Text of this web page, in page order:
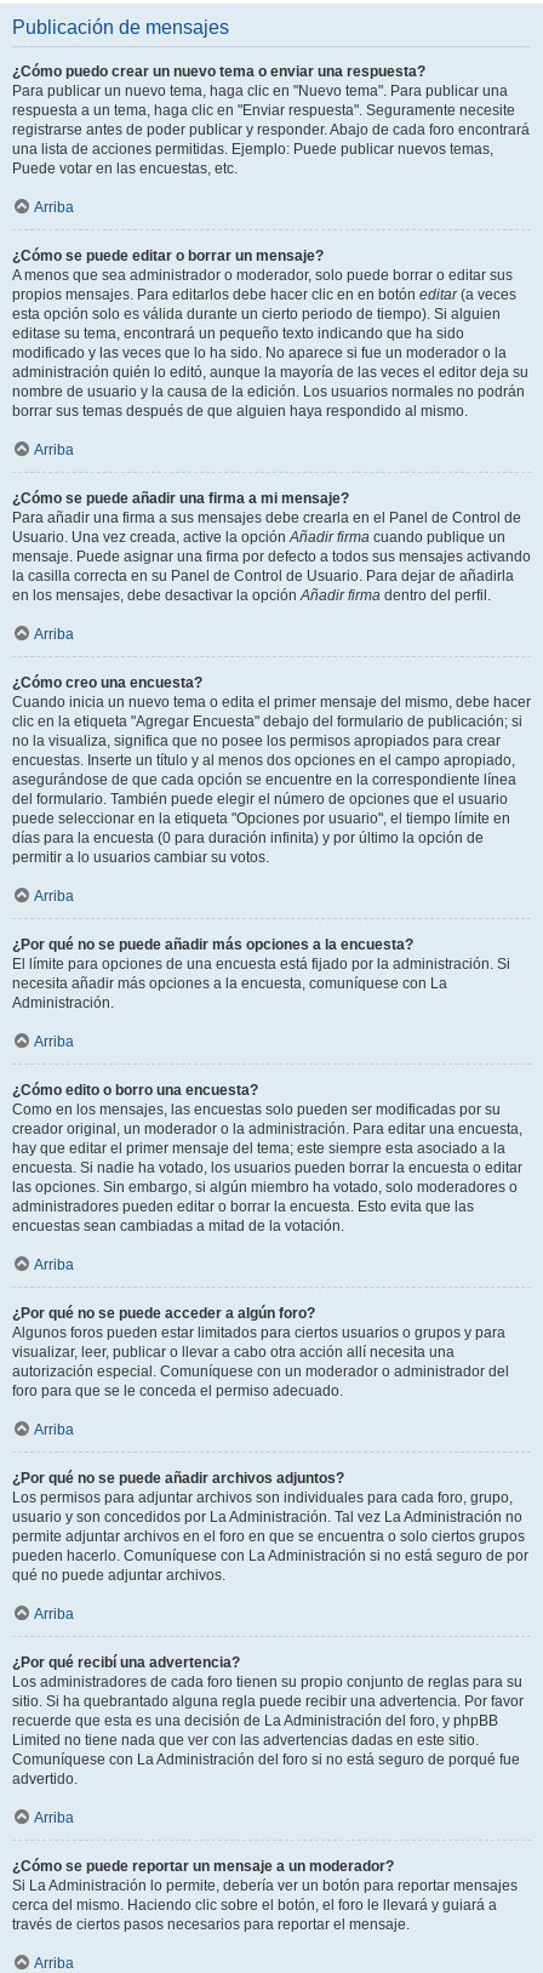
Publicación de mensajes
¿Cómo puedo crear un nuevo tema o enviar una respuesta?
Para publicar un nuevo tema, haga clic en "Nuevo tema". Para publicar una
respuesta a un tema, haga clic en "Enviar respuesta". Seguramente necesite
registrarse antes de poder publicar y responder. Abajo de cada foro encontrará
una lista de acciones permitidas. Ejemplo: Puede publicar nuevos temas,
Puede votar en las encuestas, etc.
Arriba
¿Cómo se puede editar o borrar un mensaje?
A menos que sea administrador o moderador, solo puede borrar o editar sus
propios mensajes. Para editarlos debe hacer clic en en botón editar(a veces
esta opción solo es válida durante un cierto periodo de tiempo). Si alguien
editase su tema, encontrará un pequeño texto indicando que ha sido
modificado y las veces que lo ha sido. No aparece si fue un moderador o la
administración quién lo editó, aunque la mayoría de las veces el editor deja su
nombre de usuario y la causa de la edición. Los usuarios normales no podrán
borrar sus temas después de que alguien haya respondido al mismo.
Arriba
¿Cómo se puede añadir una firma a mi mensaje?
Para añadir una firma a sus mensajes debe crearla en el Panel de Control de
Usuario. Una vez creada, active la opciónAñadir firma cuando publique un
mensaje. Puede asignar una firma por defecto a todos sus mensajes activando
la casilla correcta en su Panel de Control de Usuario. Para dejar de añadirla
en los mensajes, debe desactivar la opciónAñadir firma dentro del perfil.
Arriba
¿Cómo creo una encuesta?
Cuando inicia un nuevo tema o edita el primer mensaje del mismo, debe hacer
clic en la etiqueta "Agregar Encuesta" debajo del formulario de publicación; si
no la visualiza, significa que no posee los permisos apropiados para crear
encuestas. Inserte un título y al menos dos opciones en el campo apropiado,
asegurándose de que cada opción se encuentre en la correspondiente línea
del formulario. También puede elegir el número de opciones que el usuario
puede seleccionar en la etiqueta "Opciones por usuario", el tiempo límite en
días para la encuesta (0 para duración infinita) y por último la opción de
permitir a lo usuarios cambiar su votos.
Arriba
¿Por qué no se puede añadir más opciones a la encuesta?
El límite para opciones de una encuesta está fijado por la administración. Si
necesita añadir más opciones a la encuesta, comuníquese con La
Administración.
Arriba
¿Cómo edito o borro una encuesta?
Como en los mensajes, las encuestas solo pueden ser modificadas por su
creador original, un moderador o la administración. Para editar una encuesta,
hay que editar el primer mensaje del tema; este siempre esta asociado a la
encuesta. Si nadie ha votado, los usuarios pueden borrar la encuesta o editar
las opciones. Sin embargo, si algún miembro ha votado, solo moderadores o
administradores pueden editar o borrar la encuesta. Esto evita que las
encuestas sean cambiadas a mitad de la votación.
Arriba
¿Por qué no se puede acceder a algún foro?
Algunos foros pueden estar limitados para ciertos usuarios o grupos y para
visualizar, leer, publicar o llevar a cabo otra acción allí necesita una
autorización especial. Comuníquese con un moderador o administrador del
foro para que se le conceda el permiso adecuado.
Arriba
¿Por qué no se puede añadir archivos adjuntos?
Los permisos para adjuntar archivos son individuales para cada foro, grupo,
usuario y son concedidos por La Administración. Tal vez La Administración no
permite adjuntar archivos en el foro en que se encuentra o solo ciertos grupos
pueden hacerlo. Comuníquese con La Administración si no está seguro de por
qué no puede adjuntar archivos.
Arriba
¿Por qué recibí una advertencia?
Los administradores de cada foro tienen su propio conjunto de reglas para su
sitio. Si ha quebrantado alguna regla puede recibir una advertencia. Por favor
recuerde que esta es una decisión de La Administración del foro, y phpBB
Limited no tiene nada que ver con las advertencias dadas en este sitio.
Comuníquese con La Administración del foro si no está seguro de porqué fue
advertido.
Arriba
¿Cómo se puede reportar un mensaje a un moderador?
Si La Administración lo permite, debería ver un botón para reportar mensajes
cerca del mismo. Haciendo clic sobre el botón, el foro le llevará y guiará a
través de ciertos pasos necesarios para reportar el mensaje.
Arriba